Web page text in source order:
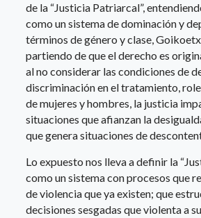
de la “Justicia Patriarcal”,
como un sistema de dominación y
términos de género y clase,
partiendo de que el derecho es
al no considerar las condiciones de
discriminación en el tratamiento,
de mujeres y hombres, la justicia
situaciones que afianzan la
que genera situaciones de
Lo expuesto nos lleva a definir la
como un sistema con procesos que
de violencia que ya existen; que
decisiones sesgadas que violenta a